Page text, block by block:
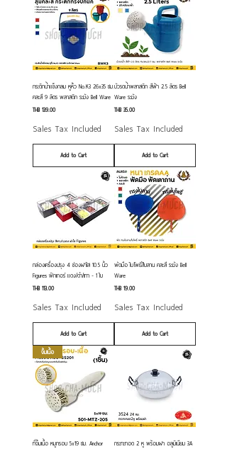
กระติกน้ำแข็งกลม หูหิ้ว No.K3 26x35 ซม.
คละสี 9 ลิตร พลาสติก ระฆัง Bell Ware
Price
THB 139.00
Sales Tax Included
Add to Cart
บัวรดน้ำพลาสติก สีฟ้า 2.5 ลิตร Bell
Ware ระฆัง
Price
THB 35.00
Sales Tax Included
Add to Cart
กล่องเครื่องปรุง 4 ช่องฝาใส 10.5 นิ้ว
Figures ฟิกเกอร์ แดง/ดำ/เทา - 1 ใบ
Price
THB 113.00
Sales Tax Included
Add to Cart
พัดมือ ใบโพธิ์/ใบลาน คละสี ระฆัง Bell
Ware
Price
THB 19.00
Sales Tax Included
Add to Cart
จิ้มเนื้อ
ที่จิ้มเนื้อ หมูกรอบ 5x19 ซม. Anchor
กระทะทอด 2 หู พร้อมฝา อลูมิเนียม 3A